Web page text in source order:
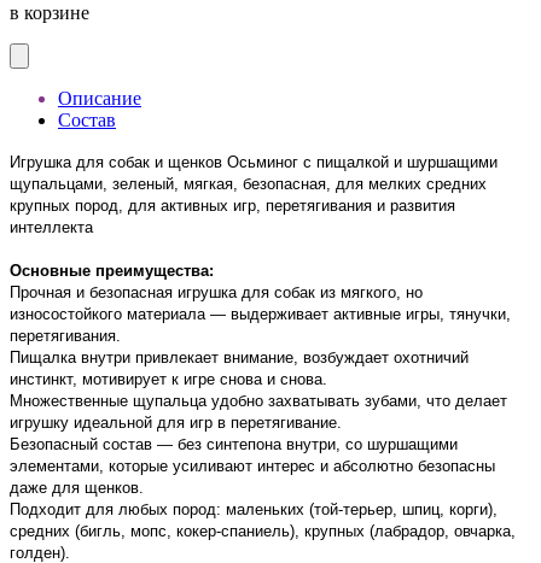
в корзине
Описание
Состав
Игрушка для собак и щенков Осьминог с пищалкой и шуршащими
щупальцами, зеленый, мягкая, безопасная, для мелких средних
крупных пород, для активных игр, перетягивания и развития
интеллекта
Основные преимущества:
Прочная и безопасная игрушка для собак из мягкого, но
износостойкого материала — выдерживает активные игры, тянучки,
перетягивания.
Пищалка внутри привлекает внимание, возбуждает охотничий
инстинкт, мотивирует к игре снова и снова.
Множественные щупальца удобно захватывать зубами, что делает
игрушку идеальной для игр в перетягивание.
Безопасный состав — без синтепона внутри, со шуршащими
элементами, которые усиливают интерес и абсолютно безопасны
даже для щенков.
Подходит для любых пород: маленьких (той-терьер, шпиц, корги),
средних (бигль, мопс, кокер-спаниель), крупных (лабрадор, овчарка,
голден).